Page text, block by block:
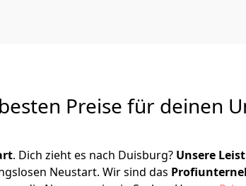
Preise für deinen
. Dich zieht es nach Duisburg? Unsere
Neustart. Wir sind das